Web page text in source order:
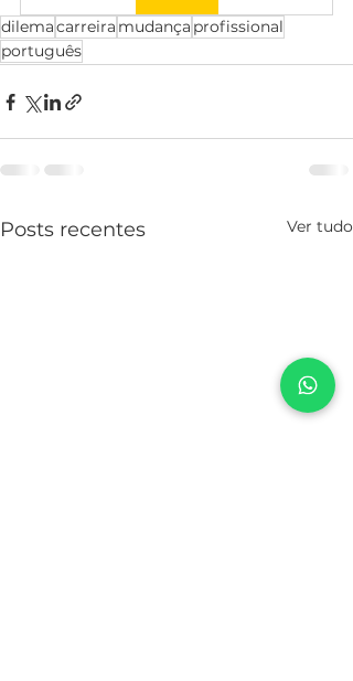
dilemacarreira mudança profissional
português
Posts recentes Ver tudo